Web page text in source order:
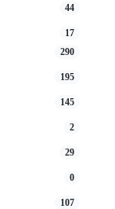
44
17
290
195
145
2
29
0
107